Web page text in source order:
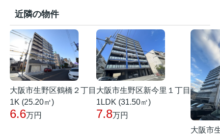
近隣の物件
大阪市生野区鶴橋２丁目
1K (25.20㎡)
6.6万円
大阪市生野区新今里１丁目
1LDK (31.50㎡)
7.8万円
大阪市